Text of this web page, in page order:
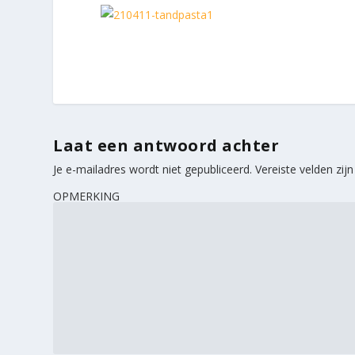
Laat een antwoord achter
Je e-mailadres wordt niet gepubliceerd. Vereiste velden
OPMERKING